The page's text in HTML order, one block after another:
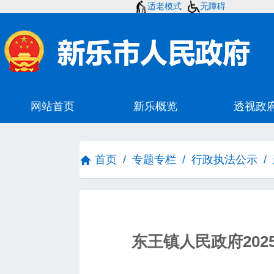
适老模式 无障碍
首页 / 专题专栏 / 行政执法公示 /
东王镇人民政府